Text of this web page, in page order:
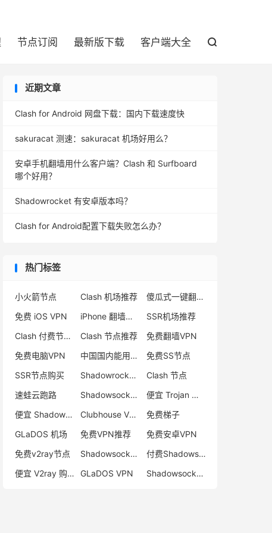
节点订阅 最新版下载 客户端大全 
近期文章
Clash for Android 网盘下载：国内下载速度快
sakuracat 测速：sakuracat 机场好用么？
安卓手机翻墙用什么客户端？Clash 和 Surfboard
哪个好用？
Shadowrocket 有安卓版本吗？
Clash for Android配置下载失败怎么办？
热门标签
小火箭节点 Clash 机场推荐
傻瓜式一键翻墙VPN客户端
免费 iOS VPN
iPhone 翻墙代理软件
SSR机场推荐
Clash 付费节点购买
Clash 节点推荐
免费翻墙VPN
免费电脑VPN
中国国内能用的翻墙VPN推荐
免费SS节点
SSR节点购买
Shadowrocket 地址
Clash 节点
速蛙云跑路
Shadowsocks 付费节点
便宜 Trojan 购买
便宜 Shadowsocks 购买
Clubhouse VPN
免费梯子
GLaDOS 机场
免费VPN推荐
免费安卓VPN
免费v2ray节点
Shadowsocks 服务器
付费Shadowsocks推荐
便宜 V2ray 购买
GLaDOS VPN Shadowsocks 节点哪里买